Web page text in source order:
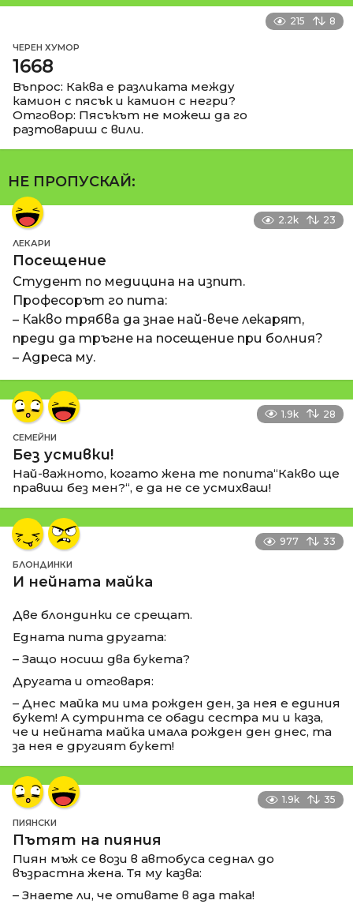
215 8
ЧЕРЕН ХУМОР
1668
Въпрос: Каква е разликата между
камион с пясък и камион с негри?
Отговор: Пясъкът не можеш да го
разтовариш с вили.
НЕ ПРОПУСКАЙ:
2.2k 23
ЛЕКАРИ
Посещение
Студент по медицина на изпит.
Професорът го пита:
– Какво трябва да знае най-вече лекарят,
преди да тръгне на посещение при болния?
– Адреса му.
1.9k 28
СЕМЕЙНИ
Без усмивки!
Най-важното, когато жена те попита“Какво ще
правиш без мен?“, е да не се усмихваш!
977 33
БЛОНДИНКИ
И нейната майка
Две блондинки се срещат.
Едната пита другата:
– Защо носиш два букета?
Другата и отговаря:
– Днес майка ми има рожден ден, за нея е единия
букет! А сутринта се обади сестра ми и каза,
че и нейната майка имала рожден ден днес, та
за нея е другият букет!
1.9k 35
ПИЯНСКИ
Пътят на пияния
Пиян мъж се вози в автобуса седнал до
възрастна жена. Тя му казва:
– Знаете ли, че отивате в ада така!